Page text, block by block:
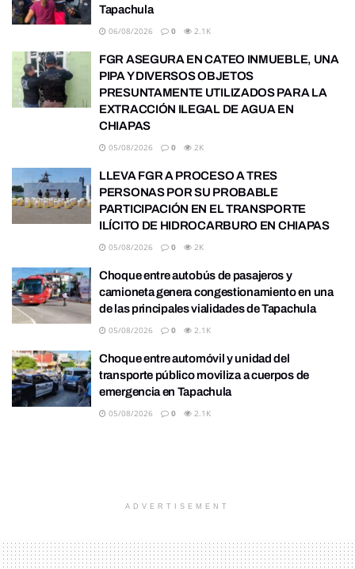
Tapachula
06/08/2026 0 2.1K
FGR ASEGURA EN CATEO INMUEBLE, UNA
PIPA Y DIVERSOS OBJETOS
PRESUNTAMENTE UTILIZADOS PARA LA
EXTRACCIÓN ILEGAL DE AGUA EN
CHIAPAS
05/08/2026 0 2K
LLEVA FGR A PROCESO A TRES
PERSONAS POR SU PROBABLE
PARTICIPACIÓN EN EL TRANSPORTE
ILÍCITO DE HIDROCARBURO EN CHIAPAS
05/08/2026 0 2K
Choque entre autobús de pasajeros y
camioneta genera congestionamiento en una
de las principales vialidades de Tapachula
05/08/2026 0 2.1K
Choque entre automóvil y unidad del
transporte público moviliza a cuerpos de
emergencia en Tapachula
05/08/2026 0 2.1K
ADVERTISEMENT